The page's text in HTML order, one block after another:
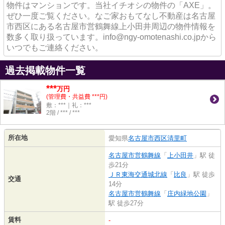
物件はマンションです。当社イチオシの物件の「AXE」。
ぜひ一度ご覧ください。なご家おもてなし不動産は名古屋
市西区にある名古屋市営鶴舞線上小田井周辺の物件情報を
数多く取り扱っています。info@ngy-omotenashi.co.jpから
いつでもご連絡ください。
過去掲載物件一覧
***万円
(管理費・共益費 ***円)
敷：***｜礼：***
2階 / *** / ***
所在地 愛知県名古屋市西区清里町
交通
名古屋市営鶴舞線 「 上小田井 」駅 徒
歩21分
ＪＲ東海交通城北線 「 比良 」駅 徒歩
14分
名古屋市営鶴舞線 「 庄内緑地公園 」
駅 徒歩27分
賃料 -